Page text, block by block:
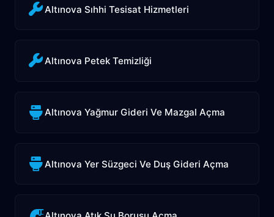
Altınova Sıhhi Tesisat Hizmetleri
Altınova Petek Temizliği
Altınova Yağmur Gideri Ve Mazgal Açma
Altınova Yer Süzgeci Ve Duş Gideri Açma